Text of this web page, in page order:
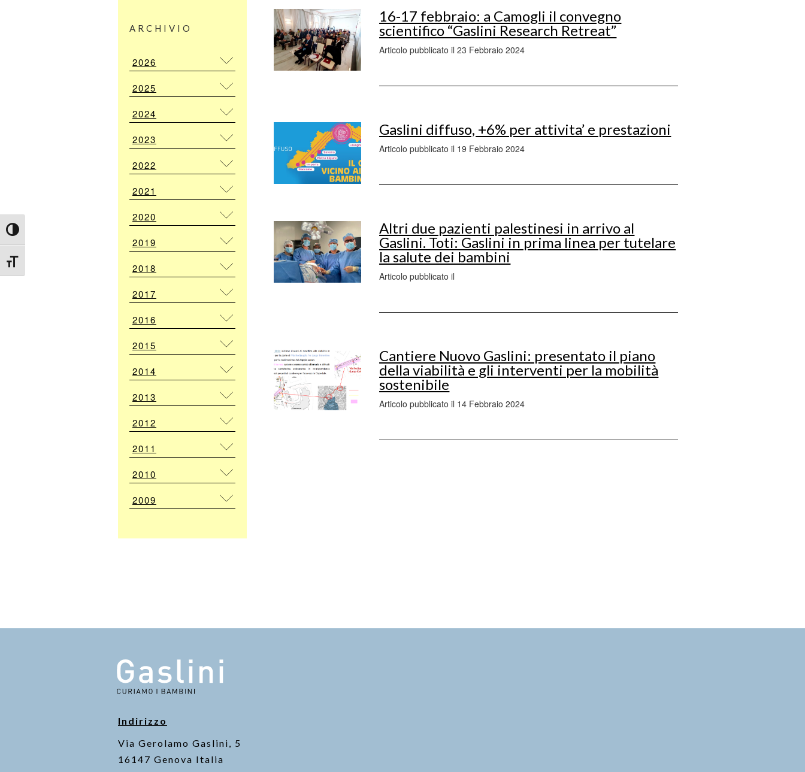
Attiva/disattiva alto contrasto
Attiva/disattiva dimensione testo
ARCHIVIO
2026
2025
2024
2023
2022
2021
2020
2019
2018
2017
2016
2015
2014
2013
2012
2011
2010
2009
16-17 febbraio: a Camogli il convegno
scientifico “Gaslini Research Retreat”
Articolo pubblicato il 23 Febbraio 2024
Gaslini diffuso, +6% per attivita’ e prestazioni
Articolo pubblicato il 19 Febbraio 2024
Altri due pazienti palestinesi in arrivo al
Gaslini. Toti: Gaslini in prima linea per tutelare
la salute dei bambini
Articolo pubblicato il
Cantiere Nuovo Gaslini: presentato il piano
della viabilità e gli interventi per la mobilità
sostenibile
Articolo pubblicato il 14 Febbraio 2024
Indirizzo
Via Gerolamo Gaslini, 5
16147 Genova Italia